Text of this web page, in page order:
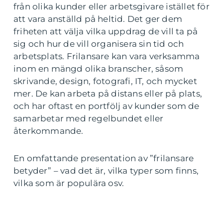
från olika kunder eller arbetsgivare istället för
att vara anställd på heltid. Det ger dem
friheten att välja vilka uppdrag de vill ta på
sig och hur de vill organisera sin tid och
arbetsplats. Frilansare kan vara verksamma
inom en mängd olika branscher, såsom
skrivande, design, fotografi, IT, och mycket
mer. De kan arbeta på distans eller på plats,
och har oftast en portfölj av kunder som de
samarbetar med regelbundet eller
återkommande.
En omfattande presentation av ”frilansare
betyder” – vad det är, vilka typer som finns,
vilka som är populära osv.